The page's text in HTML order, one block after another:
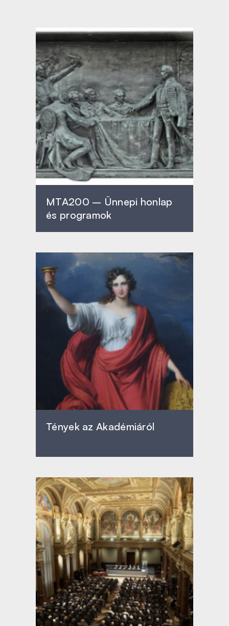
MTA200 – Ünnepi honlap
és programok
Tények az Akadémiáról